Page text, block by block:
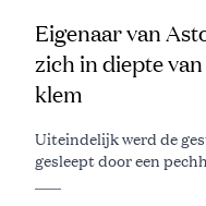
Eigenaar van
zich in diepte
klem
Uiteindelijk werd de
gesleept door een